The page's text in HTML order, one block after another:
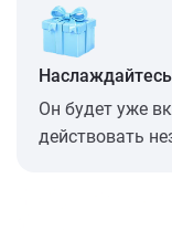
Он будет уже
действовать